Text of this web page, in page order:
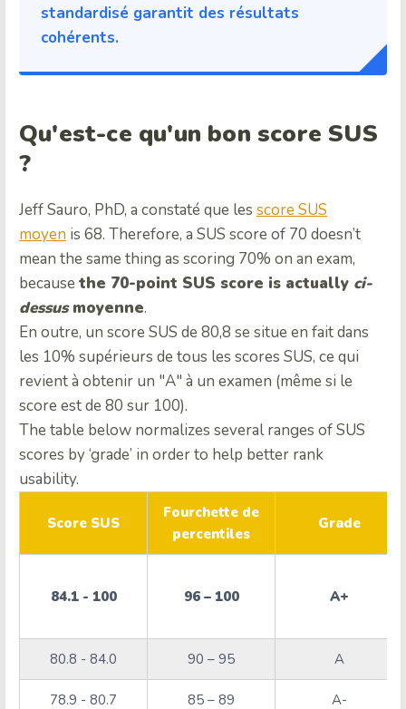
standardisé garantit des résultats
cohérents.
Qu'est-ce qu'un bon score SUS
?
Jeff Sauro, PhD, a constaté que les score SUS
moyen is 68. Therefore, a SUS score of 70 doesn’t
mean the same thing as scoring 70% on an exam,
because the 70-point SUS score is actually ci-
dessusmoyenne.
En outre, un score SUS de 80,8 se situe en fait dans
les 10% supérieurs de tous les scores SUS, ce qui
revient à obtenir un "A" à un examen (même si le
score est de 80 sur 100).
The table below normalizes several ranges of SUS
scores by ‘grade’ in order to help better rank
usability.
Score SUS
Fourchette de
percentiles
Grade
84.1 - 100 96 – 100 A+
80.8 - 84.0 90 – 95 A
78.9 - 80.7 85 – 89 A-